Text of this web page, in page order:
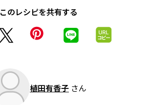
このレシピを共有する
植田有香子 さん